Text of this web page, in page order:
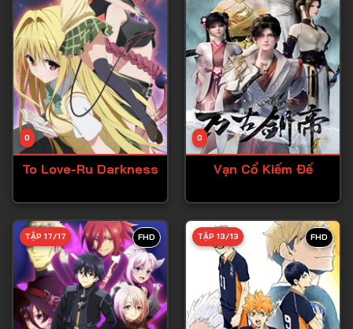
Tập 22
Tập 23
Tập 24
Tập 25
Tập 26
Tập 29
Tập 30
Tập 31
Tập 32
0
To Love-Ru Darkness
0
Vạn Cổ Kiếm Đế
FHD
TẬP 17/17 FHD
TẬP 13/13